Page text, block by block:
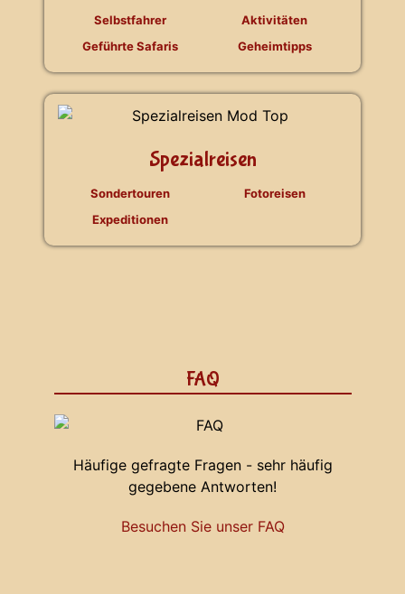
Selbstfahrer
Geführte Safaris
Aktivitäten
Geheimtipps
Spezialreisen
Sondertouren
Expeditionen
Fotoreisen
FAQ
Häufige gefragte Fragen - sehr häufig
gegebene Antworten!
Besuchen Sie unser FAQ